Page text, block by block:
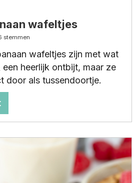
wafeltjes
stemmen
wafeltjes zijn met wat
heerlijk ontbijt, maar ze
door als tussendoortje.